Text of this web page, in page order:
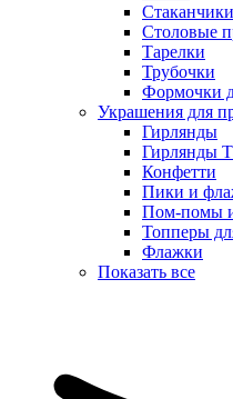
Стаканчики
Столовые
Тарелки
Трубочки
Формочки
Украшения для
Гирлянды
Гирлянды
Конфетти
Пики и
Пом-помы
Топперы
Флажки
Показать все